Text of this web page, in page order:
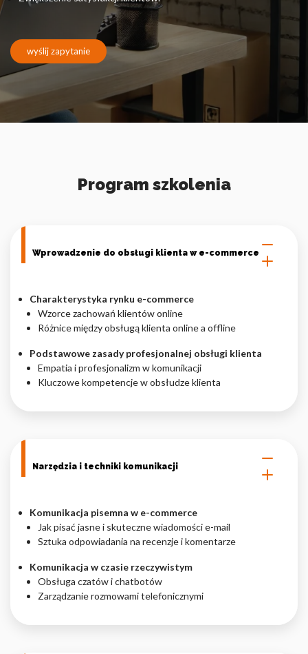
wyślij zapytanie
Program szkolenia
Wprowadzenie do obsługi klienta w e-commerce
Charakterystyka rynku e-commerce
Wzorce zachowań klientów online
Różnice między obsługą klienta online a offline
Podstawowe zasady profesjonalnej obsługi klienta
Empatia i profesjonalizm w komunikacji
Kluczowe kompetencje w obsłudze klienta
Narzędzia i techniki komunikacji
Komunikacja pisemna w e-commerce
Jak pisać jasne i skuteczne wiadomości e-mail
Sztuka odpowiadania na recenzje i komentarze
Komunikacja w czasie rzeczywistym
Obsługa czatów i chatbotów
Zarządzanie rozmowami telefonicznymi
zapamiętanie informacji, które zmieniają wygląd lub
funkcjonowanie strony, np. preferowany język lub region, w
którym znajduje się użytkownik.
Statystyczne pliki cookie pomagają właścicielem stron
internetowych zrozumieć, w jaki sposób różni użytkownicy
Marketing
użytkowników na stronach internetowych. Celem jest
poszczególnych użytkowników i tym samym bardziej cenne dla
wydawców i reklamodawców strony trzeciej.
Nieklasyfikowane
Nieklasyfikowane pliki cookie, to pliki, które są w procesie
Odrzuć
Zapisz moje preferencje